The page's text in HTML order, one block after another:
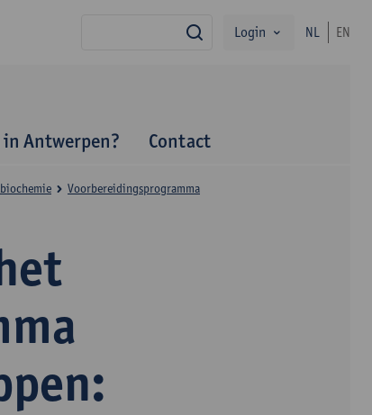
zoekLogin NL EN
in Antwerpen? Contact
Voorbereidingsprogramma